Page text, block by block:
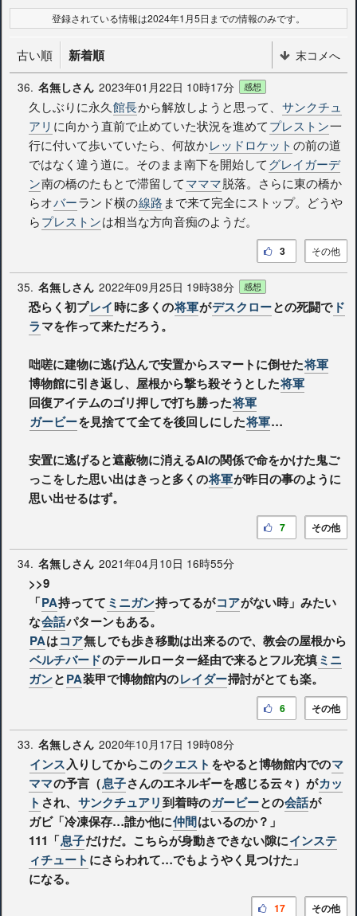
登録されている情報は2024年1月5日までの情報のみです。
古い順 新着順
末コメへ
36. 名無しさん 2023年01月22日 10時17分 感想
久しぶりに永久 館長から解放しようと思って、 サンクチュ
アリ に向かう直前で止めていた状況を進めてプレストン一
行に付いて歩いていたら、何故かレッドロケットの前の道
ではなく違う道に。そのまま南下を開始してグレイガーデ
ン南の橋のたもとで滞留してマママ脱落。さらに東の橋か
らオバーランド横の線路 まで来て完全にストップ。どうや
らプレストンは相当な方向音痴のようだ。
その他
3
35. 名無しさん 2022年09月25日 19時38分 感想
恐らく初プレイ時に多くの将軍がデスクローとの死闘で ド
ラマを作って来ただろう。
咄嗟に建物に逃げ込んで安置からスマートに倒せた将軍
博物館に引き返し、屋根から撃ち殺そうとした将軍
回復アイテムのゴリ押しで打ち勝った将軍
ガービーを見捨てて全てを後回しにした将軍…
安置に逃げると遮蔽物に消えるAIの関係で命をかけた鬼ご
っこをした思い出はきっと多くの将軍が昨日の事のように
思い出せるはず。
その他
7
34. 名無しさん 2021年04月10日 16時55分
>>9
「PA持ってて ミニガン持ってるがコアがない時」みたい
な会話パターンもある。
PAはコア無しでも歩き移動は出来るので、教会の屋根から
ベルチバードのテールローター経由で来るとフル充填ミニ
ガンとPA装甲で博物館内のレイダー掃討がとても楽。
その他
6
33. 名無しさん 2020年10月17日 19時08分
インス入りしてからこのクエスト をやると博物館内でのマ
ママの予言（息子さんのエネルギーを感じる云々）がカッ
ト され、 サンクチュアリ到着時のガービーとの会話が
ガビ「冷凍保存…誰か他に仲間はいるのか？」
111「息子だけだ。こちらが身動きできない隙にインステ
ィチュート にさらわれて…でもようやく見つけた」
になる。
その他
17